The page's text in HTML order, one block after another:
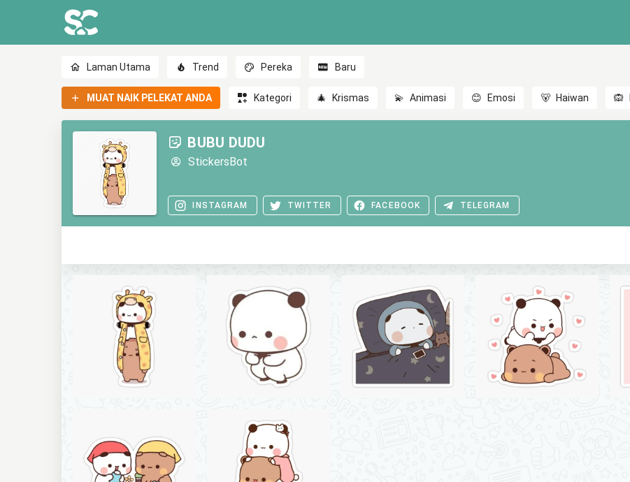
Laman Utama Trend Pereka Baru
MUAT NAIK PELEKAT ANDA Kategori 🎄 Krismas 💫 Animasi 😊 Emosi 🐻 Haiwan 🙉
BUBU DUDU
StickersBot
INSTAGRAM TWITTER FACEBOOK TELEGRAM